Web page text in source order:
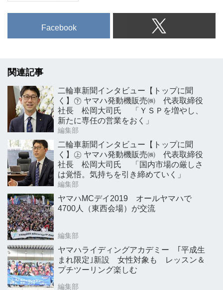
Facebook
関連記事
二輪車新聞インタビュー【トップに聞
く】㊦ ヤマハ発動機販売㈱ 代表取締役
社長 松岡大司氏 「ＹＳＰを増やし、
新たに専任の営業をおく」
編集部
二輪車新聞インタビュー【トップに聞
く】㊤ ヤマハ発動機販売㈱ 代表取締役
社長 松岡大司氏 「国内市場の厳しさ
は覚悟。気持ちを引き締めていく」
編集部
ヤマハMCデイ2019 オールヤマハで
4700人（東西会場）が交流
編集部
ヤマハライディングアカデミー ｢平成生
まれ限定｣新設 女性対象も レッスン＆
プチツーリング楽しむ
編集部